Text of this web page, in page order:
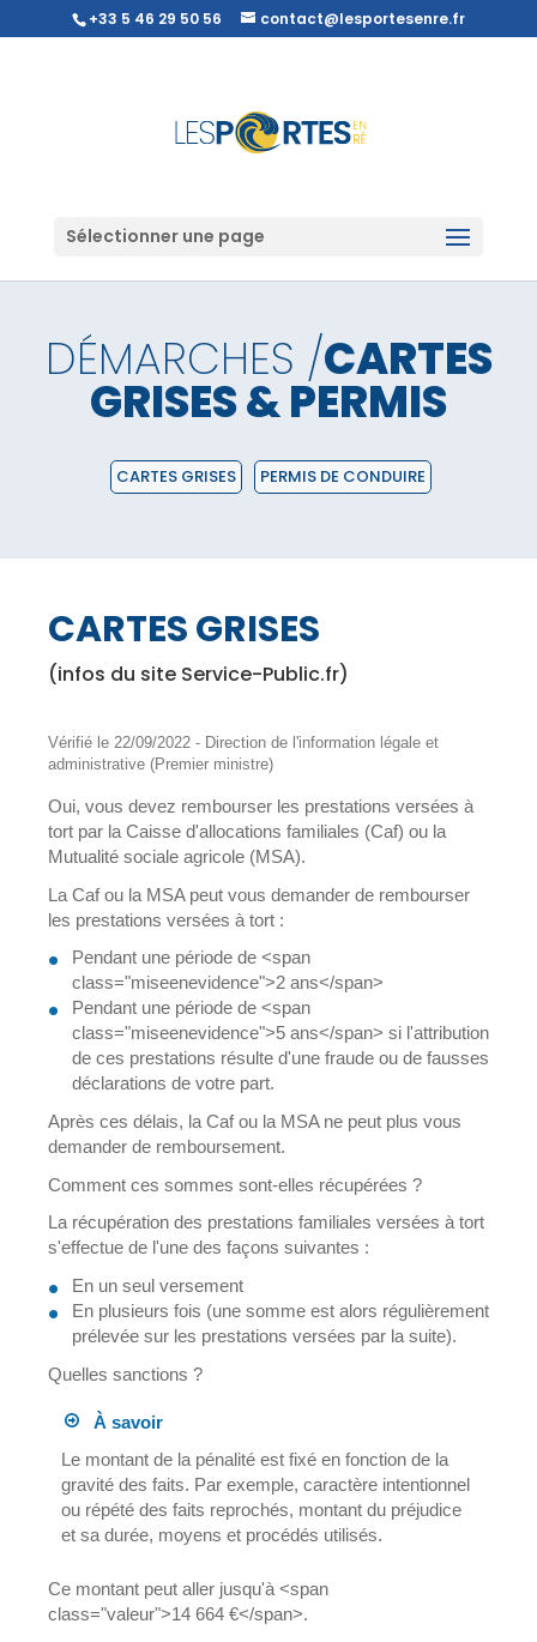
+33 5 46 29 50 56 contact@lesportesenre.fr
Sélectionner une page
DÉMARCHES /CARTES
GRISES & PERMIS
CARTES GRISES PERMIS DE CONDUIRE
CARTES GRISES
(infos du site Service-Public.fr)
Vérifié le 22/09/2022 - Direction de l'information légale et
administrative (Premier ministre)
Oui, vous devez rembourser les prestations versées à
tort par la Caisse d'allocations familiales (Caf) ou la
Mutualité sociale agricole (MSA).
La Caf ou la MSA peut vous demander de rembourser
les prestations versées à tort :
Pendant une période de <span
class="miseenevidence">2 ans</span>
Pendant une période de <span
class="miseenevidence">5 ans</span> si l'attribution
de ces prestations résulte d'une fraude ou de fausses
déclarations de votre part.
Après ces délais, la Caf ou la MSA ne peut plus vous
demander de remboursement.
Comment ces sommes sont-elles récupérées ?
La récupération des prestations familiales versées à tort
s'effectue de l'une des façons suivantes :
En un seul versement
En plusieurs fois (une somme est alors régulièrement
prélevée sur les prestations versées par la suite).
Quelles sanctions ?
À savoir
Le montant de la pénalité est fixé en fonction de la
gravité des faits. Par exemple, caractère intentionnel
ou répété des faits reprochés, montant du préjudice
et sa durée, moyens et procédés utilisés.
Ce montant peut aller jusqu'à <span
class="valeur">14 664 €</span>.